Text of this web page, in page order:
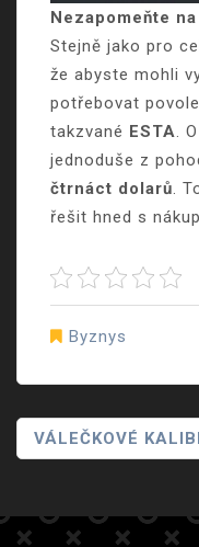
Nezapomeňte
Stejně jako pro
že abyste mohli
potřebovat
takzvané ESTA.
jednoduše z
čtrnáct dolarů.
řešit hned s
Byznys
Navigace
Příspěvek
VÁLEČKOVÉ